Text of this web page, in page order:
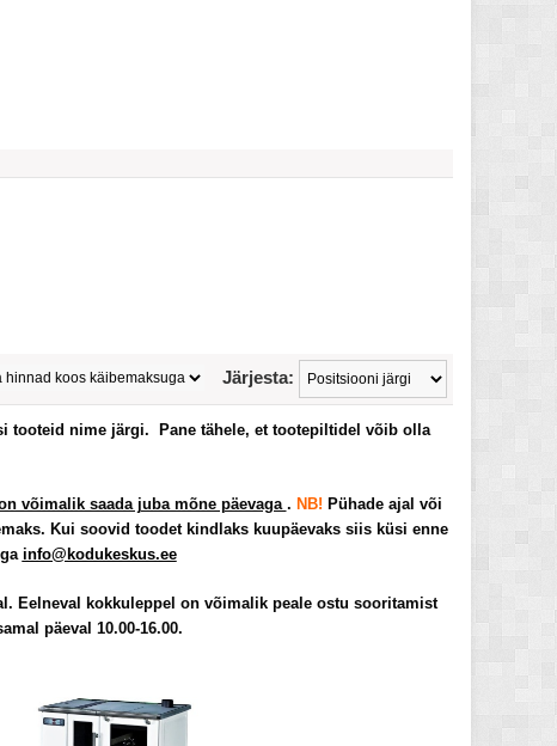
Järjesta:
tooteid nime järgi.
Pane tähele, et tootepiltidel võib olla
võimalik saada juba mõne päevaga. NB! Pühade ajal või
Kui soovid toodet kindlaks kuupäevaks siis küsi enne
info@kodukeskus.ee
Eelneval kokkuleppel on võimalik peale ostu sooritamist
päeval 10.00-16.00.